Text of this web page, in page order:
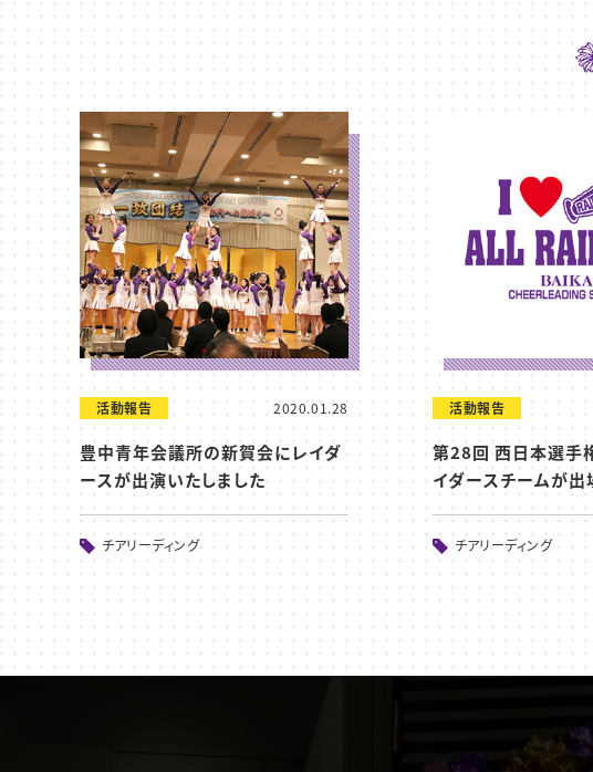
活動報告 2020.01.28
豊中青年会議所の新賀会にレイダ
ースが出演いたしました
チアリーディング
活動報告
第28回 西日本選手
イダースチームが出
チアリーディング